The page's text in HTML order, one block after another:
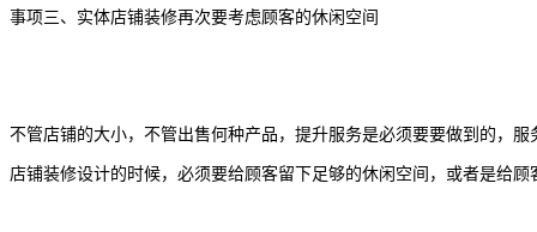
事项三、实体店铺装修再次要考虑顾客的休闲空间
不管店铺的大小，不管出售何种产品，提升服务是必须要要做到的，
店铺装修设计的时候，必须要给顾客留下足够的休闲空间，或者是给